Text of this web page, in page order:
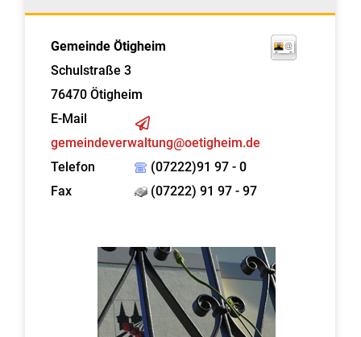
Gemeinde Ötigheim
Schulstraße 3
76470 Ötigheim
E-Mail
gemeindeverwaltung@oetigheim.de
Telefon
(07222)91 97 - 0
Fax
(07222) 91 97 - 97